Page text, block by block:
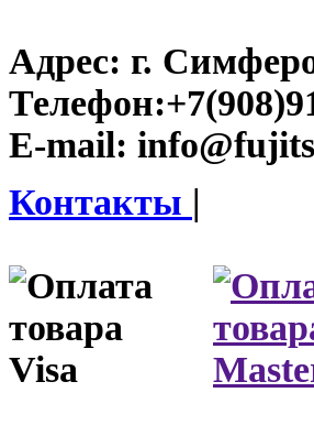
Адрес: г.
Телефон:
E-mail:
Контакты |